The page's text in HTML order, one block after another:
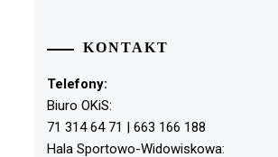
KONTAKT
Telefony:
Biuro OKiS:
71 314 64 71 | 663 166 188
Hala Sportowo-Widowiskowa: